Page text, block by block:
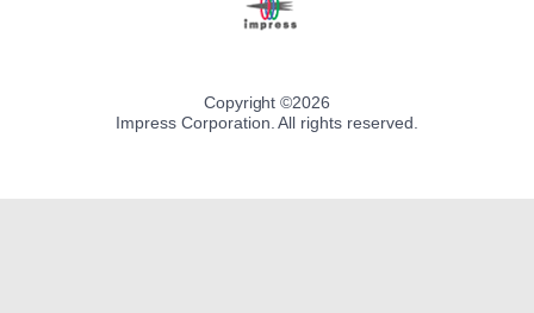
Copyright ©2026
Impress Corporation. All rights reserved.